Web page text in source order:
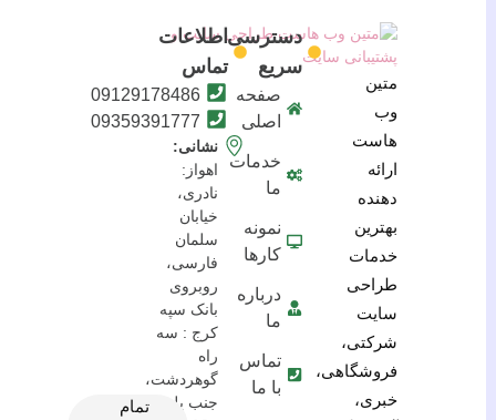
متین
وب
هاست
ارائه
دهنده
بهترین
خدمات
طراحی
سایت
شرکتی،
فروشگاهی،
خبری،
دسترسی
سریع
صفحه
اصلی
خدمات
ما
نمونه
کارها
درباره
ما
تماس
با ما
اطلاعات
تماس
09129178486
09359391777
نشانی:
اهواز:
نادری،
خیابان
سلمان
فارسی،
روبروی
بانک سپه
کرج : سه
راه
گوهردشت،
جنب پلیس
تمام